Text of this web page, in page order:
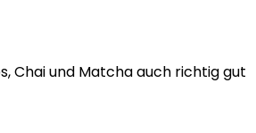
Chai und Matcha auch richtig gut